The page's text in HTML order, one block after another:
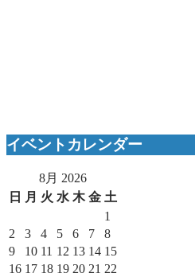
イベントカレンダー
8月 2026
日
月 火 水 木 金 土
1
2
3 4 5 6 7
8
9
10 11 12 13 14 15
16 17 18 19 20 21 22